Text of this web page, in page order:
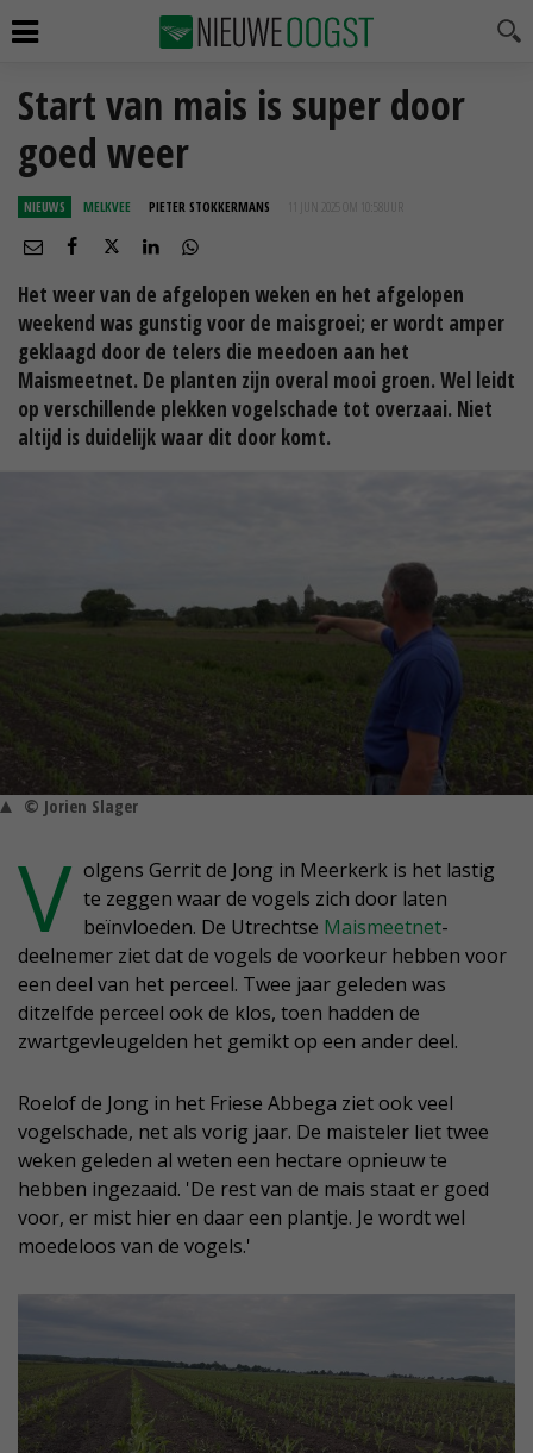
Start van mais is super door
goed weer
NIEUWS MELKVEE PIETER STOKKERMANS 11 JUN 2025 OM 10:58
Het weer van de afgelopen weken en het afgelopen
weekend was gunstig voor de maisgroei; er wordt amper
geklaagd door de telers die meedoen aan het
Maismeetnet. De planten zijn overal mooi groen. Wel leidt
op verschillende plekken vogelschade tot overzaai. Niet
altijd is duidelijk waar dit door komt.
© Jorien Slager
V olgens Gerrit de Jong in Meerkerk is het lastig
te zeggen waar de vogels zich door laten
beïnvloeden. De Utrechtse Maismeetnet-
deelnemer ziet dat de vogels de voorkeur hebben voor
een deel van het perceel. Twee jaar geleden was
ditzelfde perceel ook de klos, toen hadden de
zwartgevleugelden het gemikt op een ander deel.
Roelof de Jong in het Friese Abbega ziet ook veel
vogelschade, net als vorig jaar. De maisteler liet twee
weken geleden al weten een hectare opnieuw te
hebben ingezaaid. 'De rest van de mais staat er goed
voor, er mist hier en daar een plantje. Je wordt wel
moedeloos van de vogels.'